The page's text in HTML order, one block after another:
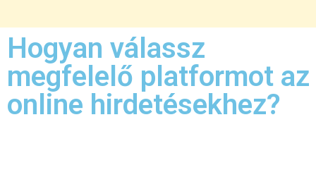
Hogyan válassz
megfelelő platformot az
online hirdetésekhez?